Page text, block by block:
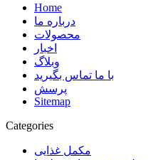
Home
درباره ما
محصولات
اخبار
وبلاگ
با ما تماس بگیرید
پرسش
Sitemap
Categories
مکمل غذایی